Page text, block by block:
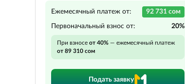
Ежемесячный платеж от: 92 731 сом
Первоначальный взнос от: 20%
При взносе от 40% — ежемесячный платеж
от 89 310 сом
Подать заявку